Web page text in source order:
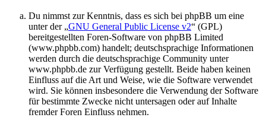
Du nimmst zur Kenntnis, dass es sich bei phpBB um eine
unter der „GNU General Public License v2“ (GPL)
bereitgestellten Foren-Software von phpBB Limited
(www.phpbb.com) handelt; deutschsprachige Informationen
werden durch die deutschsprachige Community unter
www.phpbb.de zur Verfügung gestellt. Beide haben keinen
Einfluss auf die Art und Weise, wie die Software verwendet
wird. Sie können insbesondere die Verwendung der Software
für bestimmte Zwecke nicht untersagen oder auf Inhalte
fremder Foren Einfluss nehmen.